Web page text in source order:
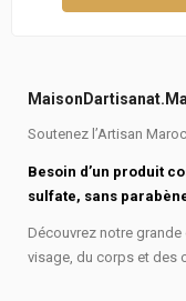
Soutenez l’Artisan
Besoin d’un produit
sulfate, sans
Découvrez notre
visage, du corps et des